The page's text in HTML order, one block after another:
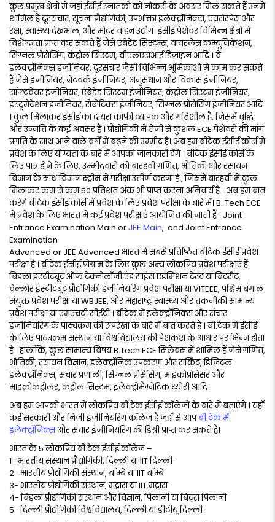
कुछ प्रमुख क्षेत्रों में जहां ईसीई स्नातकों को नौकरी के अवसर मिल सकते हैं उनमें
शामिल हैं दूरसंचार, सूचना प्रौद्योगिकी, उपभोक्ता इलेक्ट्रॉनिक्स, एयरोस्पेस और
रक्षा, स्वास्थ्य देखभाल, और मोटर वाहन उद्योग। ईसीई पेशेवर विभिन्न क्षेत्रों में
विशेषज्ञता प्राप्त कर सकते हैं जैसे एंबेडेड सिस्टम्स, वायरलेस कम्युनिकेशन,
सिग्नल प्रोसेसिंग, कंट्रोल सिस्टम, वीएलएसआई डिज़ाइन आदि । वे
इलेक्ट्रॉनिक्स इंजीनियर, दूरसंचार जैसी विभिन्न भूमिकाओं में काम कर सकते
हैं जैसे इंजीनियर, नेटवर्क इंजीनियर, अनुसंधान और विकास इंजीनियर,
सॉफ्टवेयर इंजीनियर, एंबेडेड सिस्टम इंजीनियर, कंट्रोल सिस्टम इंजीनियर,
इंस्ट्रूमेंटेशन इंजीनियर, रोबोटिक्स इंजीनियर, सिग्नल प्रोसेसिंग इंजीनियर आदि
। कुल मिलाकर ईसीई का दायरा काफी व्यापक और गतिशील है, जिसमें वृद्धि
और उन्नति के कई अवसर हैं । प्रौद्योगिकी में तेजी से कुशल ECE पेशेवरों की मांग
प्रगति के साथ आने वाले वर्षों में बढ़ने की उम्मीद है। अब हम बीटेक ईसीई कोर्स में
प्रवेश के लिए योग्यता के बारे में आपको जानकारी देंगे । बीटेक ईसीई कोर्स के
लिए पात्र होने के लिए, उम्मीदवारों को बारहवीं गणित, भौतिकी और रसायन
विज्ञान के साथ विज्ञान स्ट्रीम में परीक्षा उत्तीर्ण करना है , जिसमें बारहवीं में कुल
मिलाकर कम से कम 50 प्रतिशत अंक भी प्राप्त करना अनिवार्य है । अब हम बात
करेंगे बीटेक ईसीई कोर्स में प्रवेश के लिए प्रवेश परीक्षा के बारे में। B. Tech ECE
में प्रवेश के लिए भारत में कई प्रवेश परीक्षाएं आयोजित की जाती हैं । Joint
Entrance Examination Main or JEE Main, and Joint Entrance
Examination
Advanced or JEE Advanced भारत में सबसे प्रतिष्ठित बीटेक ईसीई प्रवेश
परीक्षा है । बीटेक ईसीई प्रोग्राम के लिए कुछ अन्य लोकप्रिय प्रवेश परीक्षाएं हैं:
बिड़ला इंस्टीट्यूट ऑफ टेक्नोलॉजी एंड साइंस एडमिशन टेस्ट या बिटसैट,
वेल्लोर इंस्टीट्यूट प्रौद्योगिकी इंजीनियरिंग प्रवेश परीक्षा या VITEEE, पश्चिम बंगाल
संयुक्त प्रवेश परीक्षा या WBJEE, और महाराष्ट्र स्वास्थ्य और तकनीकी सामान्य
प्रवेश परीक्षा या एमएचटी सीईटी । बीटेक में इलेक्ट्रॉनिक्स और संचार
इंजीनियरिंग के पाठ्यक्रम की रूपरेखा के बारे में बात करते हैं । बी.टेक में ईसीई
के लिए पाठ्यक्रम संस्थान या विश्वविद्यालय की पेशकश के आधार पर भिन्न होता
है । हालाँकि, कुछ सामान्य विषय B.Tech ECE सिलेबस में शामिल हैं जैसे गणित,
भौतिकी, रसायन विज्ञान, इलेक्ट्रॉनिक उपकरण और सर्किट, डिजिटल
इलेक्ट्रॉनिक्स, संचार प्रणाली, सिग्नल प्रोसेसिंग, माइक्रोप्रोसेसर और
माइक्रोकंट्रोलर, कंट्रोल सिस्टम, इलेक्ट्रोमैग्नेटिक थ्योरी आदि।
अब हम आपको भारत में लोकप्रिय बी.टेक ईसीई कॉलेजों के बारे में बताएंगे । यहाँ
कई सरकारी और निजी इंजीनियरिंग कॉलेज है जहाँ से आपबी.टेक में
इलेक्ट्रॉनिक्सऔर संचार इंजीनियरिंग की डिग्री प्राप्त कर सकते है।
भारत के 5 लोकप्रिय बी.टेक ईसीई कॉलेज –
1- भारतीय संस्थान प्रौद्योगिकी, दिल्ली या IIT दिल्ली
2- भारतीय प्रौद्योगिकी संस्थान, बॉम्बे या IIT बॉम्बे
3- भारतीय प्रौद्योगिकी संस्थान, मद्रास या IIT मद्रास
4- बिड़ला प्रौद्योगिकी संस्थान और विज्ञान, पिलानी या बिट्स पिलानी
5- दिल्ली प्रौद्योगिकी विश्वविद्यालय, दिल्ली या डीटीयू दिल्ली।